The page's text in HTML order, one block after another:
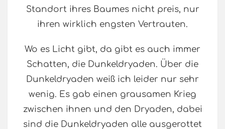
Standort ihres Baumes nicht preis, nur
ihren wirklich engsten Vertrauten.
Wo es Licht gibt, da gibt es auch immer
Schatten, die Dunkeldryaden. Über die
Dunkeldryaden weiß ich leider nur sehr
wenig. Es gab einen grausamen Krieg
zwischen ihnen und den Dryaden, dabei
sind die Dunkeldryaden alle ausgerottet